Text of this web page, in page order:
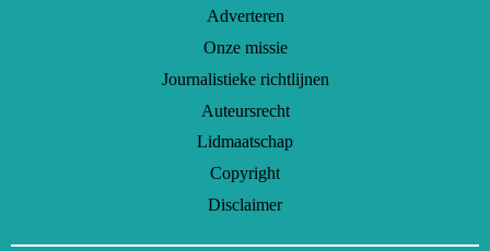
Adverteren
Onze missie
Journalistieke richtlijnen
Auteursrecht
Lidmaatschap
Copyright
Disclaimer